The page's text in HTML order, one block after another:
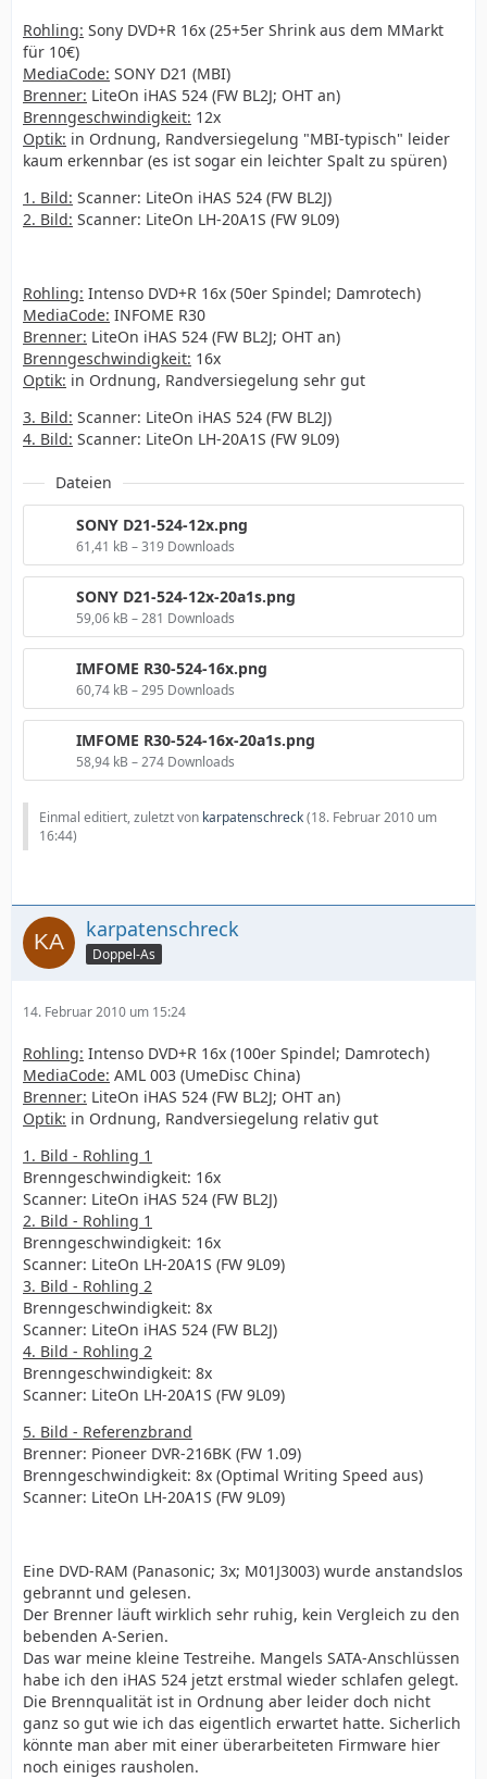
Rohling: Sony DVD+R 16x (25+5er Shrink aus dem MMarkt
für 10€)
MediaCode: SONY D21 (MBI)
Brenner: LiteOn iHAS 524 (FW BL2J; OHT an)
Brenngeschwindigkeit: 12x
Optik: in Ordnung, Randversiegelung "MBI-typisch" leider
kaum erkennbar (es ist sogar ein leichter Spalt zu spüren)
1. Bild: Scanner: LiteOn iHAS 524 (FW BL2J)
2. Bild: Scanner: LiteOn LH-20A1S (FW 9L09)
Rohling: Intenso DVD+R 16x (50er Spindel; Damrotech)
MediaCode: INFOME R30
Brenner: LiteOn iHAS 524 (FW BL2J; OHT an)
Brenngeschwindigkeit: 16x
Optik: in Ordnung, Randversiegelung sehr gut
3. Bild: Scanner: LiteOn iHAS 524 (FW BL2J)
4. Bild: Scanner: LiteOn LH-20A1S (FW 9L09)
Dateien
SONY D21-524-12x.png
61,41 kB – 319 Downloads
SONY D21-524-12x-20a1s.png
59,06 kB – 281 Downloads
IMFOME R30-524-16x.png
60,74 kB – 295 Downloads
IMFOME R30-524-16x-20a1s.png
58,94 kB – 274 Downloads
Einmal editiert, zuletzt von karpatenschreck(18. Februar 2010 um
16:44)
karpatenschreck
Doppel-As
14. Februar 2010 um 15:24
Rohling: Intenso DVD+R 16x (100er Spindel; Damrotech)
MediaCode: AML 003 (UmeDisc China)
Brenner: LiteOn iHAS 524 (FW BL2J; OHT an)
Optik: in Ordnung, Randversiegelung relativ gut
1. Bild - Rohling 1
Brenngeschwindigkeit: 16x
Scanner: LiteOn iHAS 524 (FW BL2J)
2. Bild - Rohling 1
Brenngeschwindigkeit: 16x
Scanner: LiteOn LH-20A1S (FW 9L09)
3. Bild - Rohling 2
Brenngeschwindigkeit: 8x
Scanner: LiteOn iHAS 524 (FW BL2J)
4. Bild - Rohling 2
Brenngeschwindigkeit: 8x
Scanner: LiteOn LH-20A1S (FW 9L09)
5. Bild - Referenzbrand
Brenner: Pioneer DVR-216BK (FW 1.09)
Brenngeschwindigkeit: 8x (Optimal Writing Speed aus)
Scanner: LiteOn LH-20A1S (FW 9L09)
Eine DVD-RAM (Panasonic; 3x; M01J3003) wurde anstandslos
gebrannt und gelesen.
Der Brenner läuft wirklich sehr ruhig, kein Vergleich zu den
bebenden A-Serien.
Das war meine kleine Testreihe. Mangels SATA-Anschlüssen
habe ich den iHAS 524 jetzt erstmal wieder schlafen gelegt.
Die Brennqualität ist in Ordnung aber leider doch nicht
ganz so gut wie ich das eigentlich erwartet hatte. Sicherlich
könnte man aber mit einer überarbeiteten Firmware hier
noch einiges rausholen.